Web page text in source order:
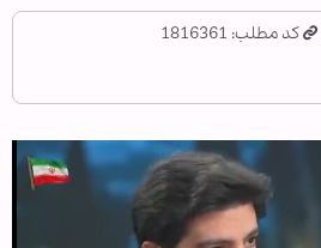
کد مطلب: 1816361